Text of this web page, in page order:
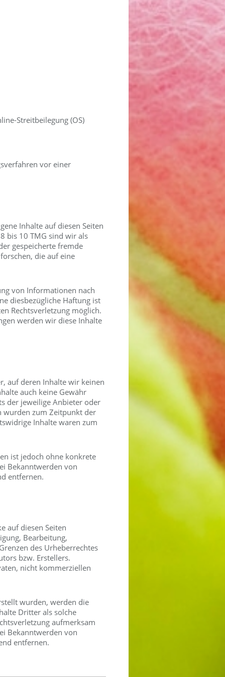
Streitbeilegung (OS)
vor einer
Inhalte auf diesen Seiten
bis 10 TMG sind wir als
gespeicherte fremde
die auf eine
von Informationen nach
diesbezügliche Haftung ist
Rechtsverletzung möglich.
werden wir diese Inhalte
auf deren Inhalte wir keinen
auch keine Gewähr
der jeweilige Anbieter oder
wurden zum Zeitpunkt der
Inhalte waren zum
ist jedoch ohne konkrete
Bekanntwerden von
entfernen.
auf diesen Seiten
Bearbeitung,
des Urheberrechtes
bzw. Erstellers.
nicht kommerziellen
wurden, werden die
Dritter als solche
aufmerksam
Bekanntwerden von
entfernen.